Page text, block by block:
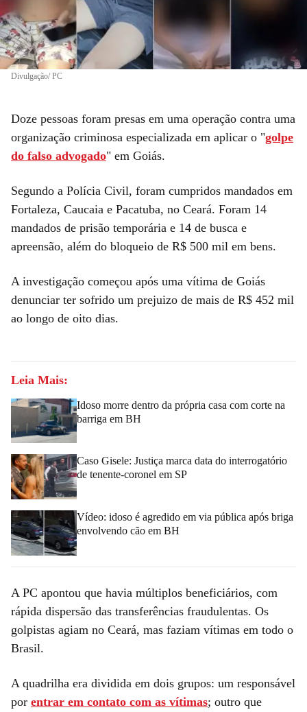
Divulgação/ PC
Doze pessoas foram presas em uma operação contra uma
organização criminosa especializada em aplicar o "golpe
do falso advogado" em Goiás.
Segundo a Polícia Civil, foram cumpridos mandados em
Fortaleza, Caucaia e Pacatuba, no Ceará. Foram 14
mandados de prisão temporária e 14 de busca e
apreensão, além do bloqueio de R$ 500 mil em bens.
A investigação começou após uma vítima de Goiás
denunciar ter sofrido um prejuizo de mais de R$ 452 mil
ao longo de oito dias.
Leia Mais:
Idoso morre dentro da própria casa com corte na
barriga em BH
Caso Gisele: Justiça marca data do interrogatório
de tenente-coronel em SP
Vídeo: idoso é agredido em via pública após briga
envolvendo cão em BH
A PC apontou que havia múltiplos beneficiários, com
rápida dispersão das transferências fraudulentas. Os
golpistas agiam no Ceará, mas faziam vítimas em todo o
Brasil.
A quadrilha era dividida em dois grupos: um responsável
por entrar em contato com as vítimas; outro que